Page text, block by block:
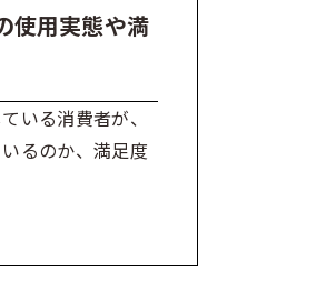
使用実態や満
いる消費者が、
るのか、満足度